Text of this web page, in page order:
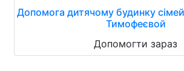
Допомога дитячому будинку
Тимофеєвой
Допомогти зараз